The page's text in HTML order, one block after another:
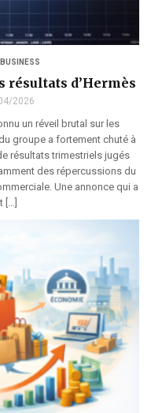
BUSINESS
résultats d’Hermès
2026
un réveil brutal sur les
groupe a fortement chuté à
résultats trimestriels jugés
des répercussions du
Une annonce qui a
[…]